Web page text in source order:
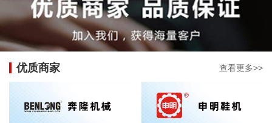
优质商家 查看更多>>